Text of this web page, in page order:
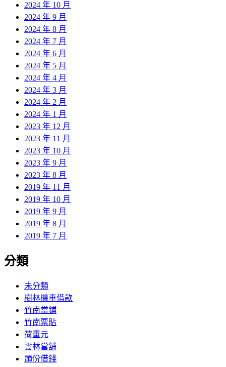
2024 年 10 月
2024 年 9 月
2024 年 8 月
2024 年 7 月
2024 年 6 月
2024 年 5 月
2024 年 4 月
2024 年 3 月
2024 年 2 月
2024 年 1 月
2023 年 12 月
2023 年 11 月
2023 年 10 月
2023 年 9 月
2023 年 8 月
2019 年 11 月
2019 年 10 月
2019 年 9 月
2019 年 8 月
2019 年 7 月
分類
未分類
樹林機車借款
竹南當鋪
竹南票貼
荷重元
雲林當舖
頭份借錢